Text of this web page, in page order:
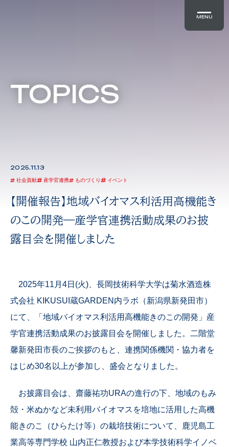
MENU
TOPICS
2025.11.13
社会貢献 産学官連携 ものづくり イベント
【開催報告】地域バイオマス利活用高機能き
のこの開発―産学官連携活動成果のお披
露目会を開催しました
2025年11月4日(火)、長岡技術科学大学は菊水酒造株
式会社 KIKUSUI蔵GARDEN内ラボ（新潟県新発田市）
にて、「地域バイオマス利活用高機能きのこの開発」産
学官連携活動成果のお披露目会を開催しました。二階堂
馨新発田市長のご挨拶のもと、連携関係機関・協力者を
はじめ30名以上が参加し、盛会となりました。
お披露目会は、齋藤祐功URAの進行の下、地域のもみ
殻・米ぬかなど未利用バイオマスを培地に活用した高機
能きのこ（ひらたけ等）の栽培技術について、鹿児島工
業高等専門学校 山内正仁教授および本学技術科学イノベ